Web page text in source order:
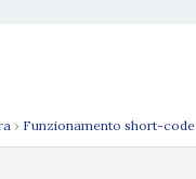
› Funzionamento short-code